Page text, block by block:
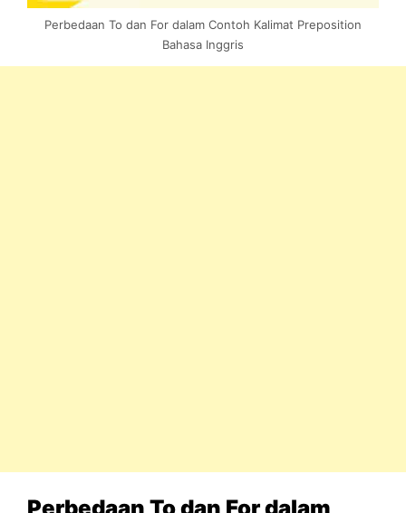
Perbedaan To dan For dalam Contoh Kalimat Preposition
Bahasa Inggris
Perbedaan To dan For dalam